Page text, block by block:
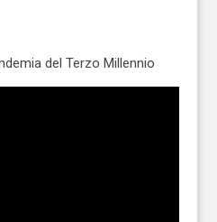
del Terzo Millennio